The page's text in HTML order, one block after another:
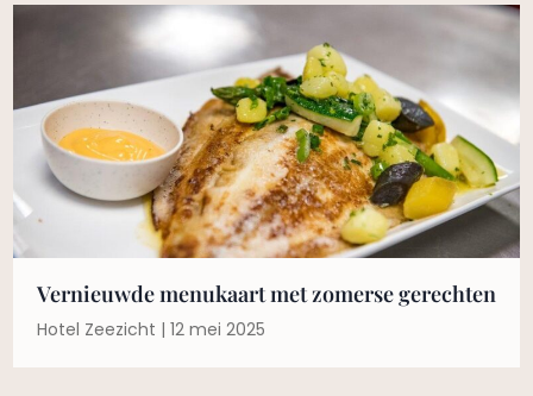
Vernieuwde menukaart met zomerse gerechten
Hotel Zeezicht 12 mei 2025